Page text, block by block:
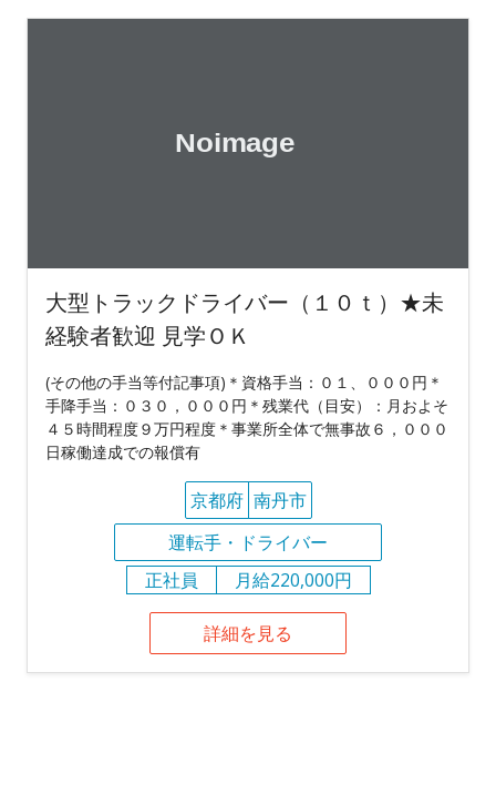
大型トラックドライバー（１０ｔ）★未
経験者歓迎 見学ＯＫ
(その他の手当等付記事項)＊資格手当：０１、０００円＊
手降手当：０３０，０００円＊残業代（目安）：月およそ
４５時間程度９万円程度＊事業所全体で無事故６，０００
日稼働達成での報償有
京都府 南丹市
運転手・ドライバー
正社員
月給220,000円
詳細を見る